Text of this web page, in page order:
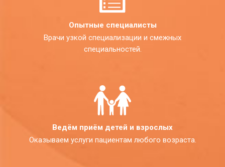
Опытные специалисты
Врачи узкой специализации и смежных
специальностей.
Ведём приём детей и взрослых
Оказываем услуги пациентам любого возраста.